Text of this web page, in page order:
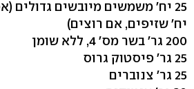
יח' שזיפים, אם רוצים)
200 גר' בשר מס' 4, ללא שומן
25 גר' פיסטוק גרוס
25 גר' צנוברים